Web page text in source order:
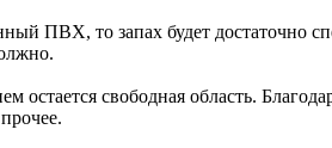
ПВХ, то запах будет
свободная область.